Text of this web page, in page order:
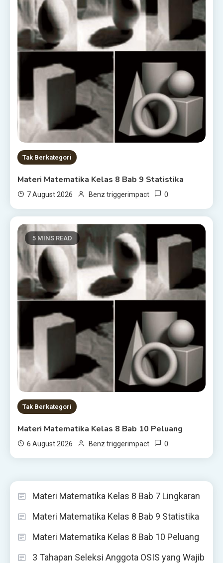
Tak Berkategori
Materi Matematika Kelas 8 Bab 9 Statistika
7 August 2026 Benz triggerimpact 0
5 MINS READ
Tak Berkategori
Materi Matematika Kelas 8 Bab 10 Peluang
6 August 2026 Benz triggerimpact 0
Materi Matematika Kelas 8 Bab 7 Lingkaran
Materi Matematika Kelas 8 Bab 9 Statistika
Materi Matematika Kelas 8 Bab 10 Peluang
3 Tahapan Seleksi Anggota OSIS yang Wajib